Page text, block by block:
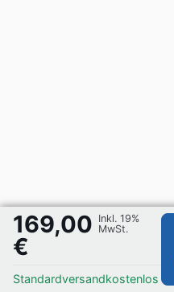
169,00
€
Inkl. 19%
MwSt.
Standardversandkostenlos